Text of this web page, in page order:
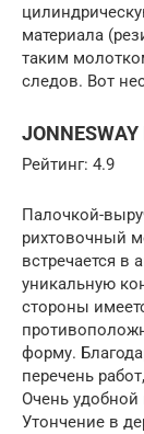
материала
таким
следов. Вот
Рейтинг: 4.9
Палочкой-
рихтовочный
встречается в
уникальную
стороны
форму.
перечень
Очень удобной
Утончение в